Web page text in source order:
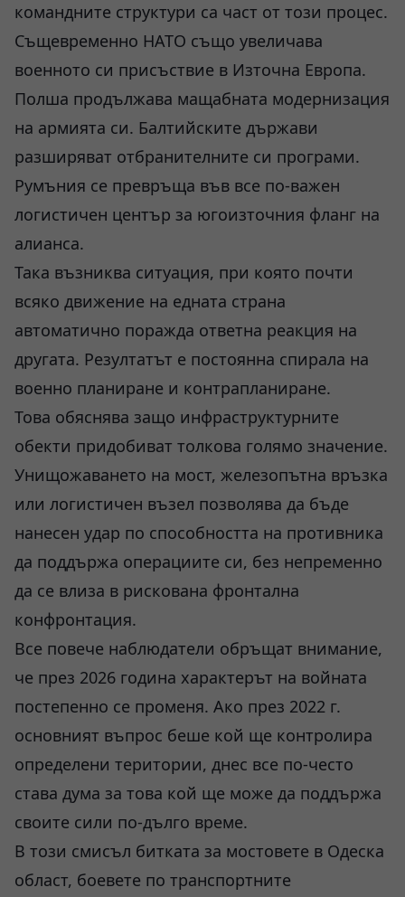
командните структури са част от този процес.
Същевременно НАТО също увеличава
военното си присъствие в Източна Европа.
Полша продължава мащабната модернизация
на армията си. Балтийските държави
разширяват отбранителните си програми.
Румъния се превръща във все по-важен
логистичен център за югоизточния фланг на
алианса.
Така възниква ситуация, при която почти
всяко движение на едната страна
автоматично поражда ответна реакция на
другата. Резултатът е постоянна спирала на
военно планиране и контрапланиране.
Това обяснява защо инфраструктурните
обекти придобиват толкова голямо значение.
Унищожаването на мост, железопътна връзка
или логистичен възел позволява да бъде
нанесен удар по способността на противника
да поддържа операциите си, без непременно
да се влиза в рискована фронтална
конфронтация.
Все повече наблюдатели обръщат внимание,
че през 2026 година характерът на войната
постепенно се променя. Ако през 2022 г.
основният въпрос беше кой ще контролира
определени територии, днес все по-често
става дума за това кой ще може да поддържа
своите сили по-дълго време.
В този смисъл битката за мостовете в Одеска
област, боевете по транспортните